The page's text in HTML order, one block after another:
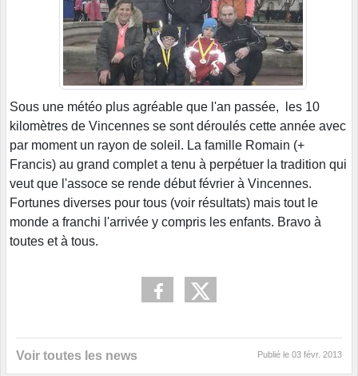
Sous une météo plus agréable que l'an passée, les 10
kilomètres de Vincennes se sont déroulés cette année avec
par moment un rayon de soleil. La famille Romain (+
Francis) au grand complet a tenu à perpétuer la tradition qui
veut que l'assoce se rende début février à Vincennes.
Fortunes diverses pour tous (voir résultats) mais tout le
monde a franchi l'arrivée y compris les enfants. Bravo à
toutes et à tous.
Voir toutes les news Publié le 03 févr. 2013